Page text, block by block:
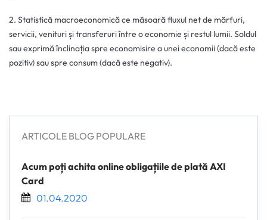
2. Statistică macroeconomică ce măsoară fluxul net de mărfuri,
servicii, venituri și transferuri între o economie și restul lumii. Soldul
sau exprimă înclinația spre economisire a unei economii (dacă este
pozitiv) sau spre consum (dacă este negativ).
ARTICOLE BLOG POPULARE
Acum poți achita online obligațiile de plată AXI
Card
01.04.2020